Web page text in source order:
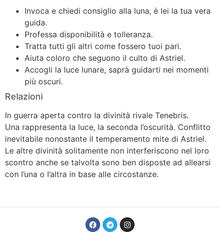
Invoca e chiedi consiglio alla luna, è lei la tua vera
guida.
Professa disponibilità e tolleranza.
Tratta tutti gli altri come fossero tuoi pari.
Aiuta coloro che seguono il culto di Astriel.
Accogli la luce lunare, saprà guidarti nei momenti
più oscuri.
Relazioni
In guerra aperta contro la divinità rivale Tenebris.
Una rappresenta la luce, la seconda l’oscurità. Conflitto
inevitabile nonostante il temperamento mite di Astriel.
Le altre divinità solitamente non interferiscono nel loro
scontro anche se talvolta sono ben disposte ad allearsi
con l’una o l’altra in base alle circostanze.